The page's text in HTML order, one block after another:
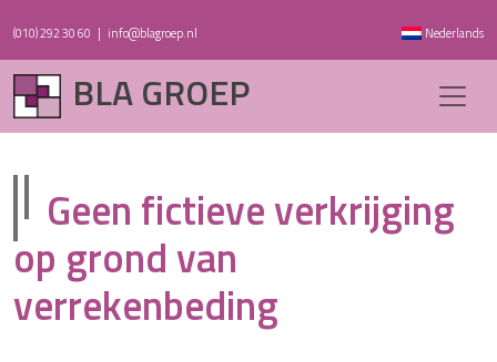
(010) 292 30 60 | info@blagroep.nl Nederlands
BLA GROEP
Geen fictieve verkrijging
op grond van
verrekenbeding